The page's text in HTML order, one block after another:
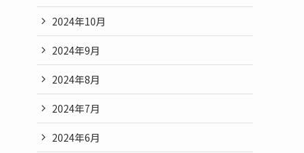
2024年10月
2024年9月
2024年8月
2024年7月
2024年6月